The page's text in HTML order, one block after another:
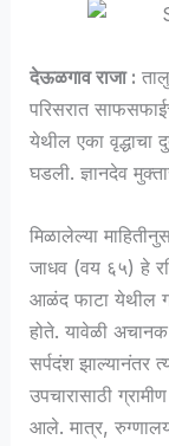
देऊळगाव राजा :
परिसरात
येथील एका वृद्धाचा
घडली. ज्ञानदेव
मिळालेल्या
जाधव (वय ६५) हे
आळंद फाटा येथील
होते. यावेळी अचानक
सर्पदंश झाल्यानंतर
उपचारासाठी
आले. मात्र,